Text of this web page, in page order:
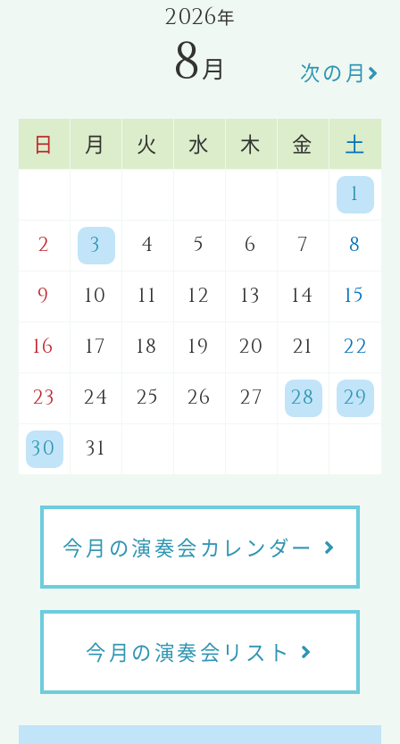
2026年
8月 次の月
日 月 火 水 木 金 土
1
2
3 4 5 6 7
8
9
10 11 12 13 14
15
16
17 18 19 20 21
22
23
24 25 26 27 28
29
30
31
今月の演奏会カレンダー
今月の演奏会リスト